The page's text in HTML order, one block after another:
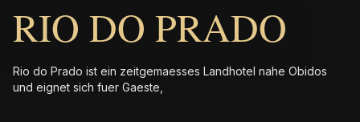
RIO DO PRADO
Rio do Prado ist ein zeitgemaesses Landhotel nahe Obidos
und eignet sich fuer Gaeste,